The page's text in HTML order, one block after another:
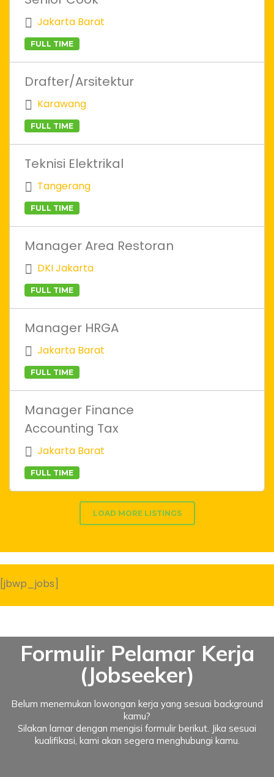
Jakarta Barat
FULL TIME
Drafter/Arsitektur
Karawang
FULL TIME
Teknisi Elektrikal
Tangerang
FULL TIME
Manager Area Restoran
DKI Jakarta
FULL TIME
Manager HRGA
Jakarta Barat
FULL TIME
Manager Finance
Accounting Tax
Jakarta Barat
FULL TIME
LOAD MORE LISTINGS
[jbwp_jobs]
Formulir Pelamar Kerja
(Jobseeker)
Belum menemukan lowongan kerja yang sesuai background
kamu?
Silakan lamar dengan mengisi formulir berikut. Jika sesuai
kualifikasi, kami akan segera menghubungi kamu.